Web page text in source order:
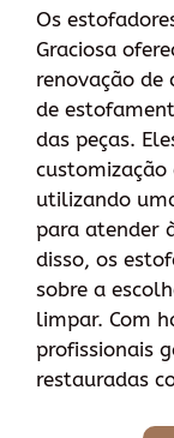
Os
Graciosa
renovação de
de
das peças.
customização
utilizando
para atender
disso, os
sobre a
limpar. Com
profissionais
restauradas